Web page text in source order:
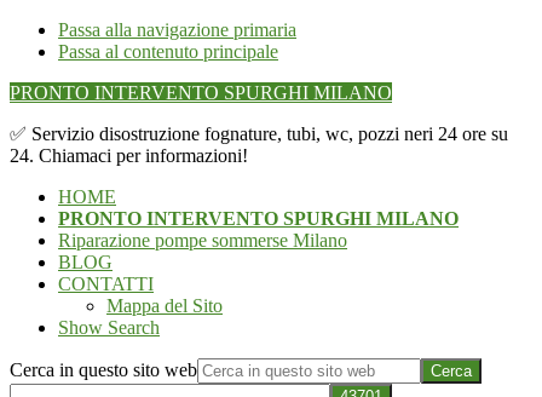
Passa alla navigazione primaria
Passa al contenuto principale
PRONTO INTERVENTO SPURGHI MILANO
✅ Servizio disostruzione fognature, tubi, wc, pozzi neri 24 ore su
24. Chiamaci per informazioni!
HOME
PRONTO INTERVENTO SPURGHI MILANO
Riparazione pompe sommerse Milano
BLOG
CONTATTI
Mappa del Sito
Show Search
Cerca in questo sito web